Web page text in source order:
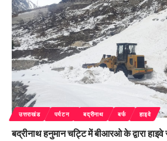
उत्तराखंड पर्यटन बद्रीनाथ बर्फ हाइवे
बद्रीनाथ हनुमान चट्टि में बीआरओ के द्वारा